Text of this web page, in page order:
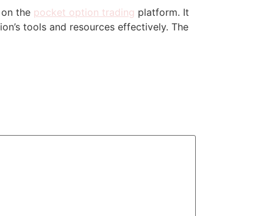
the pocket option trading platform. It
tools and resources effectively. The